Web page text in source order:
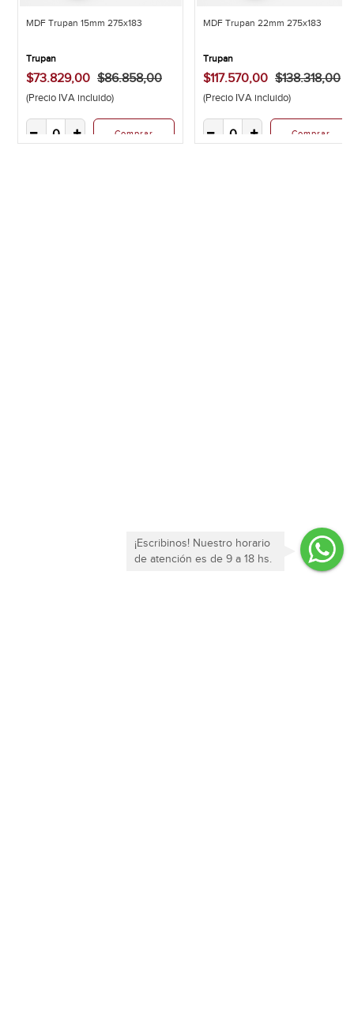
MDF Trupan 15mm 275x183
Trupan
$73.829,00 $86.858,00
(Precio IVA incluido)
Comprar
MDF Trupan 22mm 275x183
Trupan
$117.570,00 $138.318,00
(Precio IVA incluido)
Comprar
¡Escribinos! Nuestro horario
de atención es de 9 a 18 hs.